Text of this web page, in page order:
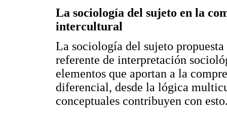
La sociología del sujeto en la
intercultural
La sociología del sujeto
referente de interpretación
elementos que aportan a la
diferencial, desde la lógica
conceptuales contribuyen con